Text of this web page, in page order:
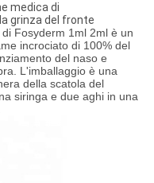
medica di
grinza del fronte
Fosyderm 1ml 2ml è un
incrociato di 100% del
del naso e
L'imballaggio è una
della scatola del
siringa e due aghi in una